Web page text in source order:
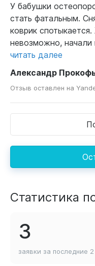
У бабушки
стать фатальным.
коврик
невозможно, начали
читать далее
Александр
Отзыв оставлен на
Статистика
3
заявки за последние